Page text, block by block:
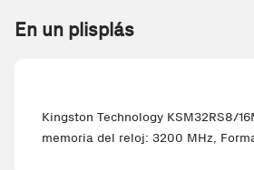
En un plisplás
Kingston Technology KSM32RS8/
memoria del reloj: 3200 MHz,